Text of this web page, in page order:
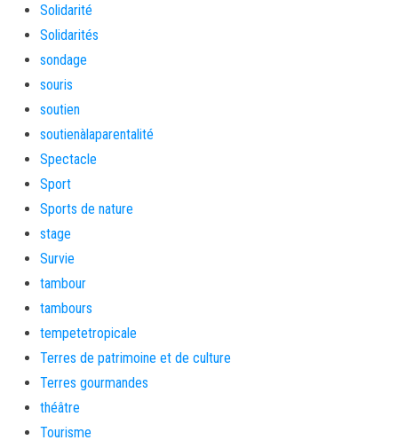
Solidarité
Solidarités
sondage
souris
soutien
soutienàlaparentalité
Spectacle
Sport
Sports de nature
stage
Survie
tambour
tambours
tempetetropicale
Terres de patrimoine et de culture
Terres gourmandes
théâtre
Tourisme